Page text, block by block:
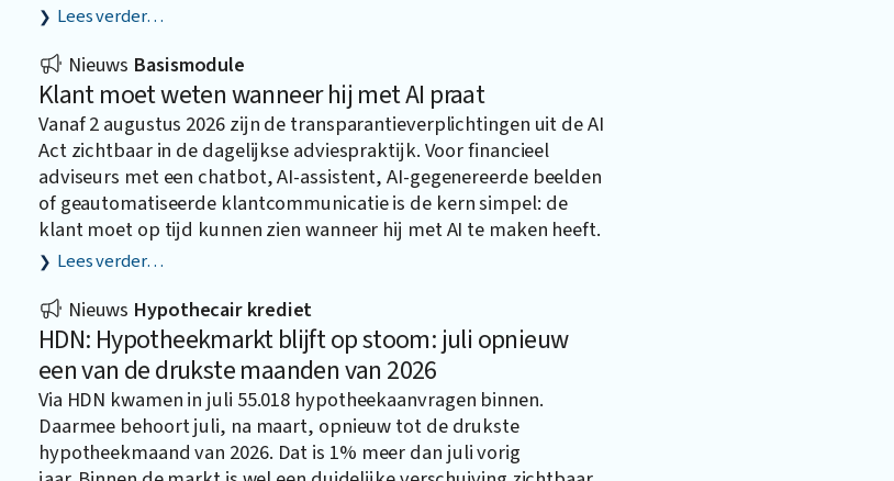
Lees verder…
Nieuws Basismodule
Klant moet weten wanneer hij met AI praat
Vanaf 2 augustus 2026 zijn de transparantieverplichtingen uit de AI
Act zichtbaar in de dagelijkse adviespraktijk. Voor financieel
adviseurs met een chatbot, AI-assistent, AI-gegenereerde beelden
of geautomatiseerde klantcommunicatie is de kern simpel: de
klant moet op tijd kunnen zien wanneer hij met AI te maken heeft.
Lees verder…
Nieuws Hypothecair krediet
HDN: Hypotheekmarkt blijft op stoom: juli opnieuw
een van de drukste maanden van 2026
Via HDN kwamen in juli 55.018 hypotheekaanvragen binnen.
Daarmee behoort juli, na maart, opnieuw tot de drukste
hypotheekmaand van 2026. Dat is 1% meer dan juli vorig